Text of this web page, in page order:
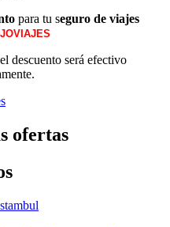
para tu seguro de viajes
descuento será efectivo
ofertas